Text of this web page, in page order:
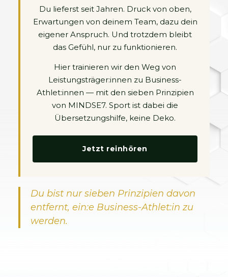
Du lieferst seit Jahren. Druck von oben,
Erwartungen von deinem Team, dazu dein
eigener Anspruch. Und trotzdem bleibt
das Gefühl, nur zu funktionieren.
Hier trainieren wir den Weg von
Leistungsträger:innen zu Business-
Athlet:innen — mit den sieben Prinzipien
von MINDSE7. Sport ist dabei die
Übersetzungshilfe, keine Deko.
Jetzt reinhören
Du bist nur sieben Prinzipien davon
entfernt, ein:e Business-Athlet:in zu
werden.